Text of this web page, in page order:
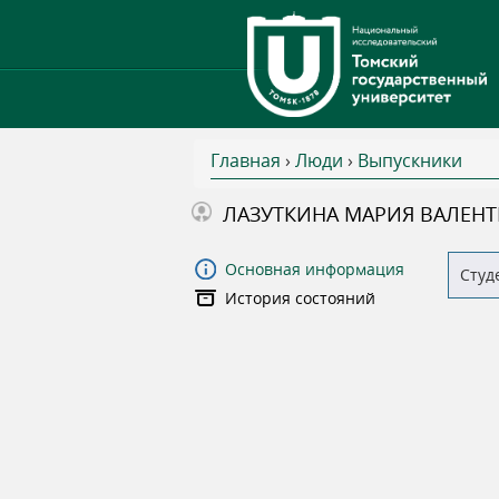
В
ы
з
Главная › Люди › Выпускники
ЛАЗУТКИНА МАРИЯ
Основная информация
История состояний